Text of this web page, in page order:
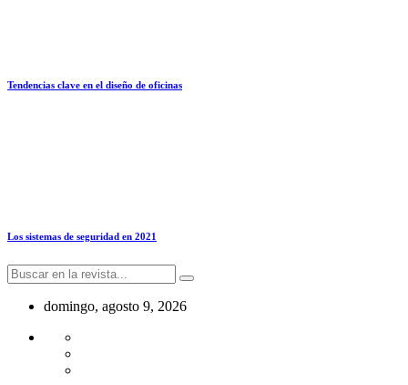
Tendencias clave en el diseño de oficinas
Los sistemas de seguridad en 2021
domingo, agosto 9, 2026